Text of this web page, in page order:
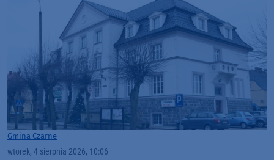
Gmina Czarne
wtorek, 4 sierpnia 2026, 10:06